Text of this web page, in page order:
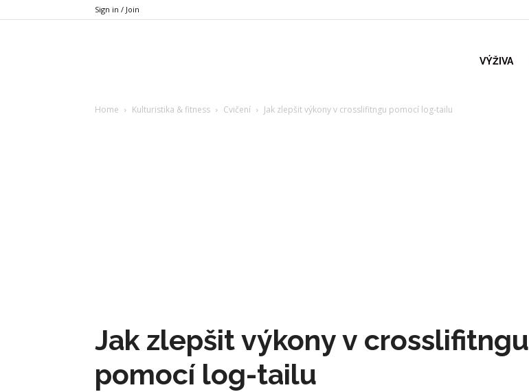
Sign in / Join
VÝŽIVA
Home Kulturistika & fitness Cvičení Jak zlepšit výkony v crosslifitngu pomocí log-tailu
Jak zlepšit výkony v crosslifitngu
pomocí log-tailu